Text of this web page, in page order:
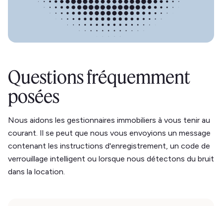
Questions fréquemment
posées
Nous aidons les gestionnaires immobiliers à vous tenir au
courant. Il se peut que nous vous envoyions un message
contenant les instructions d'enregistrement, un code de
verrouillage intelligent ou lorsque nous détectons du bruit
dans la location.